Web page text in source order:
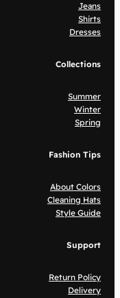
Jeans
Shirts
Dresses
Collections
Summer
Winter
Spring
Fashion Tips
About Colors
Cleaning Hats
Style Guide
Support
Return Policy
Delivery